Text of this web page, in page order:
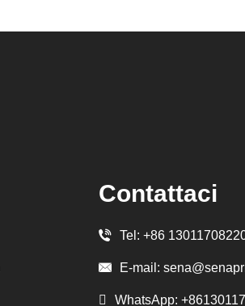
Contattaci
Tel:+86
E-mail:
WhatsApp: